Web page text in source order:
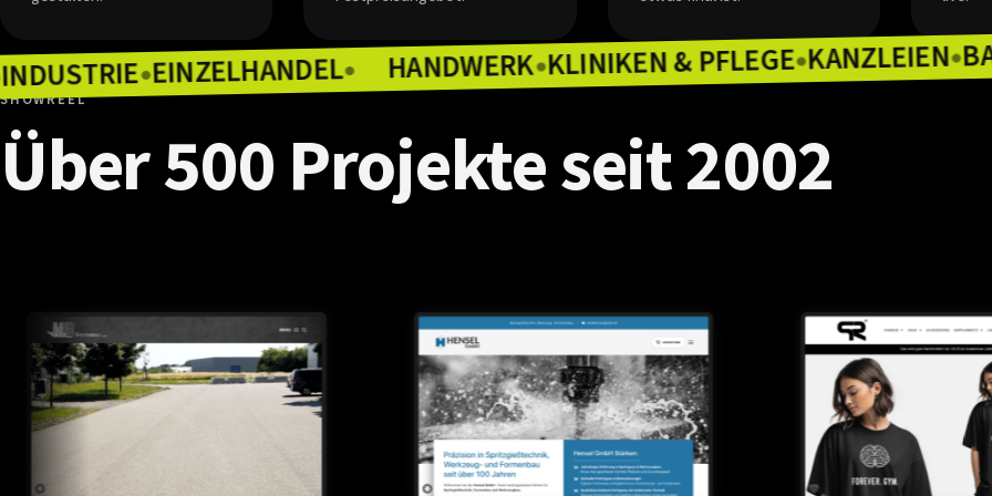
●INDUSTRIE●EINZELHANDEL● HANDWERK●KLINIKEN & PFLEGE●
SHOWREEL
Über500Projekteseit2002